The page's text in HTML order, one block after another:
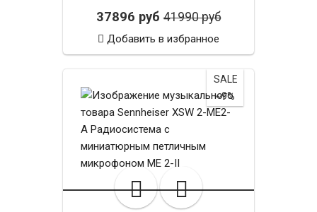
37896 руб 41990 руб
Добавить в избранное
SALE
~9%